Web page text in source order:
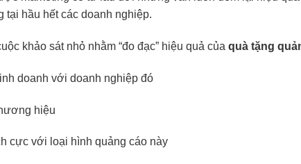
hầu hết các doanh nghiệp.
khảo sát nhỏ nhằm “đo đạc” hiệu quả của quà tặng
doanh với doanh nghiệp đó
hiệu
cực với loại hình quảng cáo này